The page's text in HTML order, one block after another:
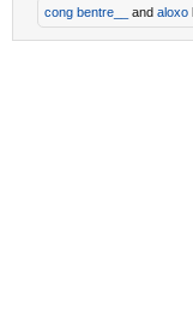
cong bentre__ and aloxo